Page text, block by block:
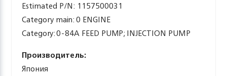
Estimated P/N: 1157500031
Category main: 0 ENGINE
Category: 0-84A FEED PUMP; INJECTION PUMP
Производитель:
Япония